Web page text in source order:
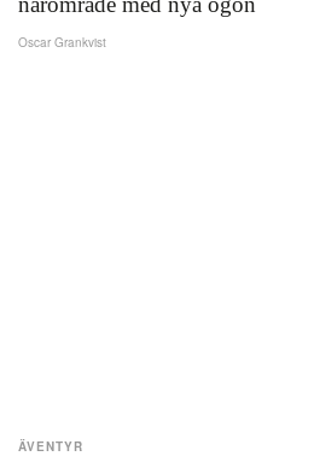
Oscar Grankvist
ÄVENTYR